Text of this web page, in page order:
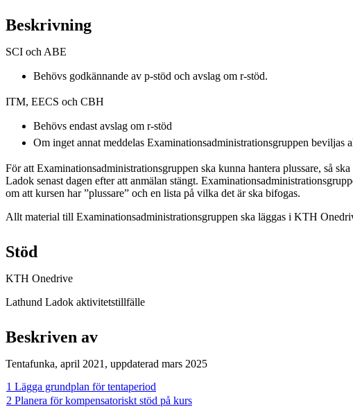
Beskrivning
SCI och ABE
Behövs godkännande av p-stöd och avslag om r-stöd.
ITM, EECS och CBH
Behövs endast avslag om r-stöd
Om inget annat meddelas Examinationsadministrationsgruppen beviljas
För att Examinationsadministrationsgruppen ska kunna hantera plussare, så
Ladok senast dagen efter att anmälan stängt.
om att kursen har ”plussare” och en lista på vilka det är ska bifogas.
Allt material till Examinationsadministrationsgruppen ska läggas i KTH
Stöd
KTH Onedrive
Lathund Ladok aktivitetstillfälle
Beskriven av
Tentafunka, april 2021, uppdaterad mars 2025
1 Lägga grundplan för tentaperiod
2 Planera för kompensatoriskt stöd på kurs